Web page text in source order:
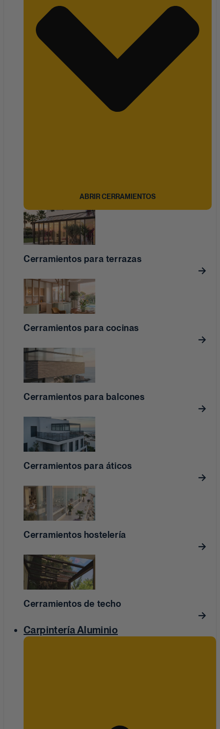
ABRIR CERRAMIENTOS
Cerramientos para terrazas
Cerramientos para cocinas
Cerramientos para balcones
Cerramientos para áticos
Cerramientos hostelería
Cerramientos de techo
Carpintería Aluminio